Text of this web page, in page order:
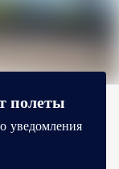
полеты
уведомления